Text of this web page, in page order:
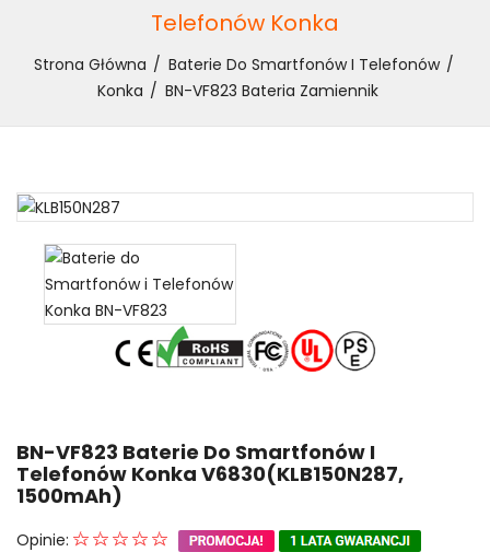
Telefonów Konka
Strona Główna
Baterie Do Smartfonów I Telefonów
Konka
BN-VF823 Bateria Zamiennik
BN-VF823 Baterie Do Smartfonów I
Telefonów Konka V6830(KLB150N287,
1500mAh)
Opinie: